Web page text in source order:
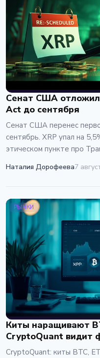
Сенат США отложил
Act до сентября
Сенат США перенес
сентябрь. XRP упал на
этическом пункте про
Наталия Дорофеева7
РЫНКИ
Киты наращивают
CryptoQuant видит
CryptoQuant: киты BTC,